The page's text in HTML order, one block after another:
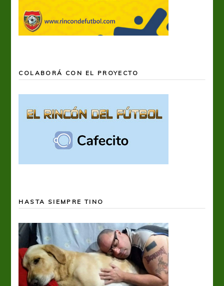
COLABORÁ CON EL PROYECTO
HASTA SIEMPRE TINO